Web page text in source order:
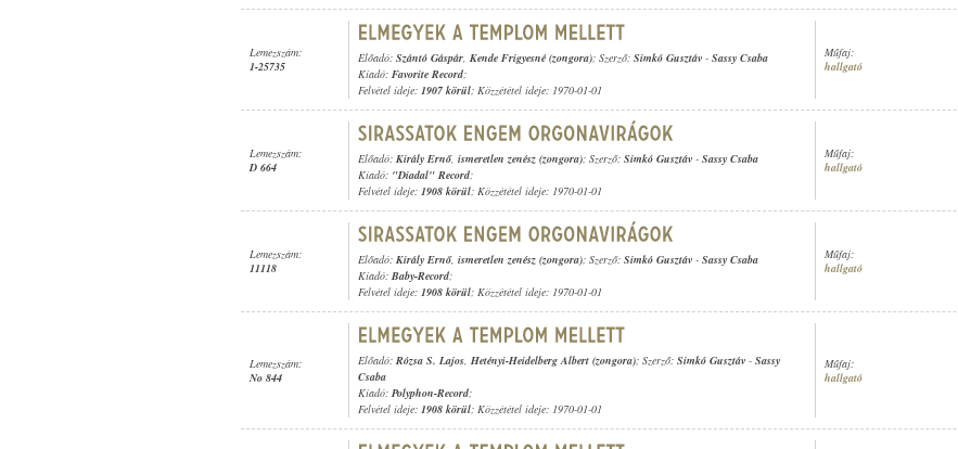
Lemezszám:
1-25735
Előadó: Szántó Gáspár, Kende Frigyesné (zongora); Szerző: Simkó Gusztáv - Sassy Csaba
Kiadó: Favorite Record;
Felvétel ideje: 1907 körül; Közzététel ideje: 1970-01-01
Műfaj:
hallgató
Lemezszám:
D 664
Előadó: Király Ernő, ismeretlen zenész (zongora); Szerző: Simkó Gusztáv - Sassy Csaba
Kiadó: "Diadal" Record;
Felvétel ideje: 1908 körül; Közzététel ideje: 1970-01-01
Műfaj:
hallgató
Lemezszám:
11118
Előadó: Király Ernő, ismeretlen zenész (zongora); Szerző: Simkó Gusztáv - Sassy Csaba
Kiadó: Baby-Record;
Felvétel ideje: 1908 körül; Közzététel ideje: 1970-01-01
Műfaj:
hallgató
Lemezszám:
No 844
Előadó: Rózsa S. Lajos, Hetényi-Heidelberg Albert (zongora); Szerző: Simkó Gusztáv - Sassy
Csaba
Kiadó: Polyphon-Record;
Felvétel ideje: 1908 körül; Közzététel ideje: 1970-01-01
Műfaj:
hallgató